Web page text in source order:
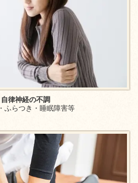
自律神経の不調
ふらつき・睡眠障害等